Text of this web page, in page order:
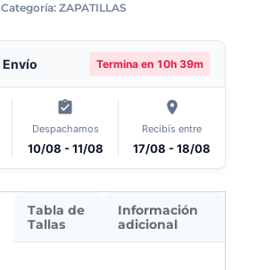
Categoría: ZAPATILLAS
Termina en 10h 39m
Despachamos
10/08 - 11/08
Recibís entre
17/08 - 18/08
Tabla de
Tallas
Información
adicional